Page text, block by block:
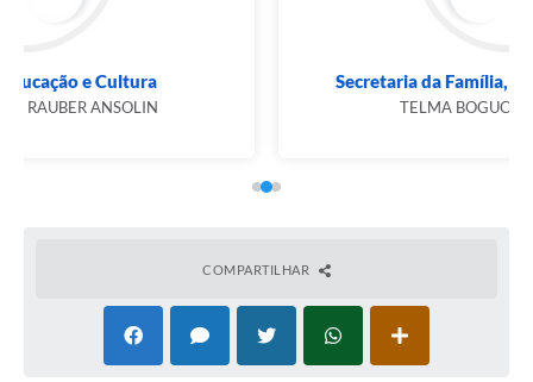
Secretaria da Família, Assistência Social e...
COMPARTILHAR